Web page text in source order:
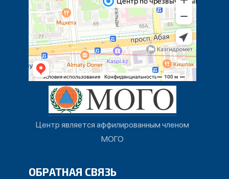
Центр является аффилированным членом
МОГО
ОБРАТНАЯ СВЯЗЬ